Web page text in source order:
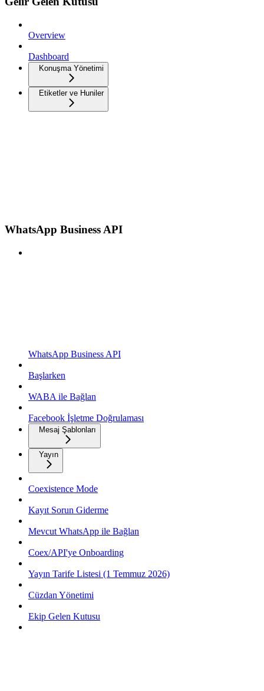
Overview
Dashboard
Konuşma Yönetimi
Etiketler ve Huniler
WhatsApp Business API
WhatsApp Business API
Başlarken
WABA ile Bağlan
Facebook İşletme Doğrulaması
Mesaj Şablonları
Yayın
Coexistence Mode
Kayıt Sorun Giderme
Mevcut WhatsApp ile Bağlan
Coex/API'ye Onboarding
Yayın Tarife Listesi (1 Temmuz 2026)
Cüzdan Yönetimi
Ekip Gelen Kutusu